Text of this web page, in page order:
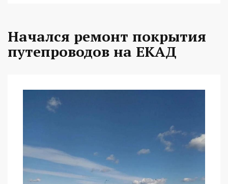
Начался ремонт покрытия
путепроводов на ЕКАД